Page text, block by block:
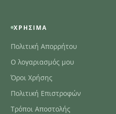
ΧΡΉΣΙΜΑ
Πολιτική Απορρήτου
Ο λογαριασμός μου
Όροι Χρήσης
Πολιτική Επιστροφών
Τρόποι Αποστολής